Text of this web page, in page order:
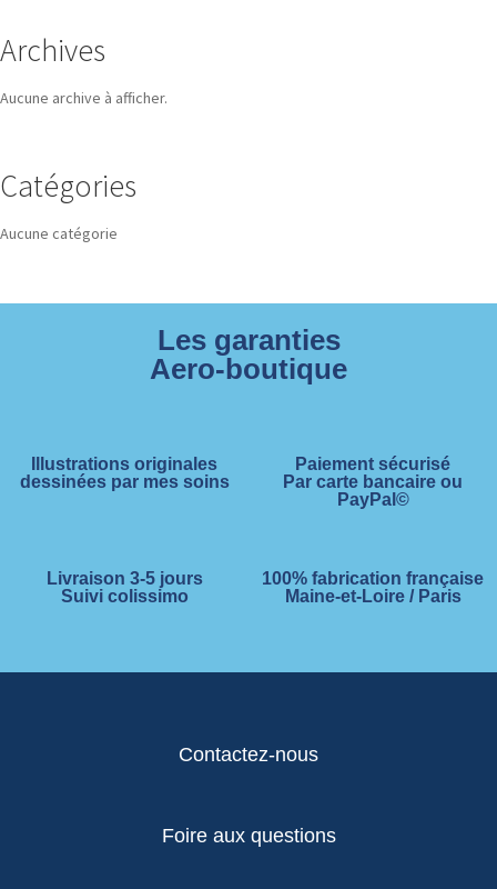
Archives
Aucune archive à afficher.
Catégories
Aucune catégorie
Les garanties
Aero-boutique
Illustrations originales
dessinées par mes soins
Paiement sécurisé
Par carte bancaire ou
PayPal©
Livraison 3-5 jours
Suivi colissimo
100% fabrication française
Maine-et-Loire / Paris
Contactez-nous
Foire aux questions